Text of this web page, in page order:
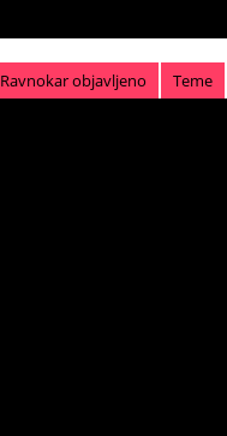
Ravnokar objavljeno Teme